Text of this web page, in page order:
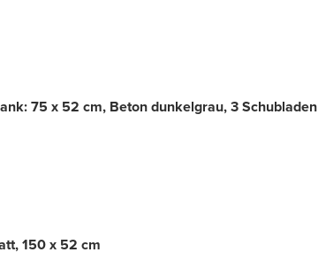
75 x 52 cm, Beton dunkelgrau, 3 Schubladen
150 x 52 cm